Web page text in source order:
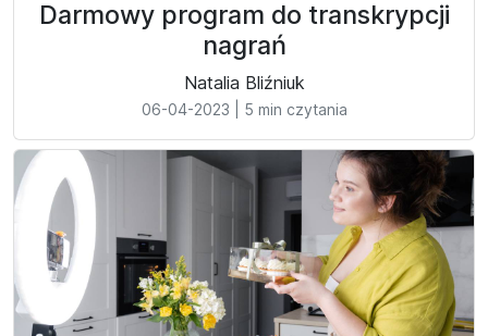
Darmowy program do transkrypcji
nagrań
Natalia Bliźniuk
06-04-2023 5 min czytania